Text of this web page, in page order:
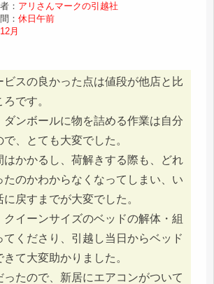
： アリさんマークの引越社
：休日午前
12月
ビスの良かった点は値段が他店と比
です。
ダンボールに物を詰める作業は自分
、とても大変でした。
はかかるし、荷解きする際も、どれ
たのかわからなくなってしまい、い
戻すまでが大変でした。
イーンサイズのベッドの解体・組
てくださり、引越し当日からベッド
て大変助かりました。
ったので、新居にエアコンがついて